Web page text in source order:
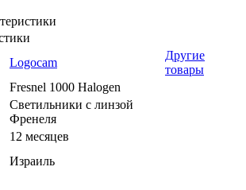
Logocam
Другие
товары
Fresnel 1000 Halogen
Светильники с линзой
Френеля
12 месяцев
Израиль